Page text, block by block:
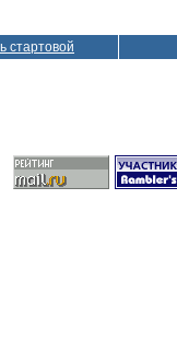
стартовой